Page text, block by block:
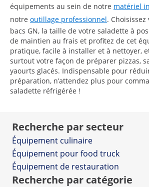
équipements au sein de notre matériel
notre outillage professionnel.
bacs GN, la taille de votre saladette à
de maintien au frais et profitez de cet
pratique, facile à installer et à nettoyer,
surtout votre façon de préparer pizzas,
yaourts glacés. Indispensable pour
préparation, n’attendez plus pour
saladette réfrigérée !
Recherche par secteur
Équipement culinaire
Équipement pour food truck
Équipement de restauration
Recherche par catégorie